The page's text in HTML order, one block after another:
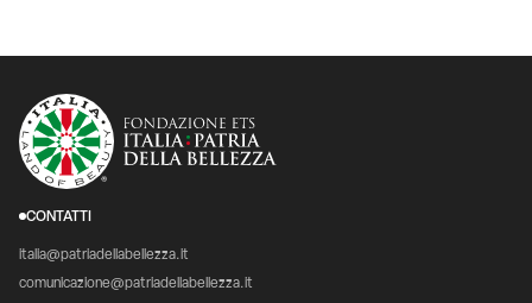
CONTATTI
italia@patriadellabellezza.it
comunicazione@patriadellabellezza.it